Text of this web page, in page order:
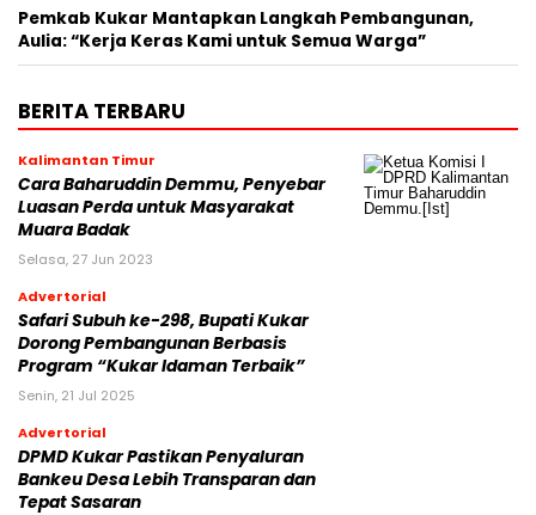
Pemkab Kukar Mantapkan Langkah Pembangunan,
Aulia: “Kerja Keras Kami untuk Semua Warga”
BERITA TERBARU
Kalimantan Timur
Cara Baharuddin Demmu, Penyebar
Luasan Perda untuk Masyarakat
Muara Badak
Selasa, 27 Jun 2023
Advertorial
Safari Subuh ke-298, Bupati Kukar
Dorong Pembangunan Berbasis
Program “Kukar Idaman Terbaik”
Senin, 21 Jul 2025
Advertorial
DPMD Kukar Pastikan Penyaluran
Bankeu Desa Lebih Transparan dan
Tepat Sasaran